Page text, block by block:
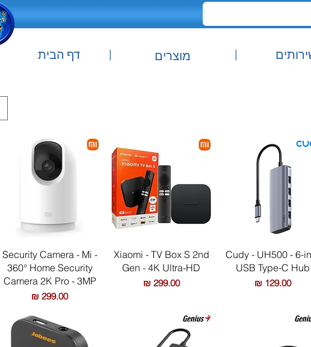
|
| דף הבית מוצרים
תצוגה מהירה
Cudy - UH500 - 6-
USB Type-C Hub
מחיר‏129.00 ‏₪
תצוגה מהירה
Xiaomi - TV Box S 2nd
Gen - 4K Ultra-HD
מחיר‏299.00 ‏₪
תצוגה מהירה
Security Camera - Mi -
360° Home Security
Camera 2K Pro - 3MP
מחיר‏299.00 ‏₪